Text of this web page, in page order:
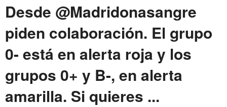
Desde @Madridonasangre
piden colaboración. El grupo
0- está en alerta roja y los
grupos 0+ y B-, en alerta
amarilla. Si quieres ...